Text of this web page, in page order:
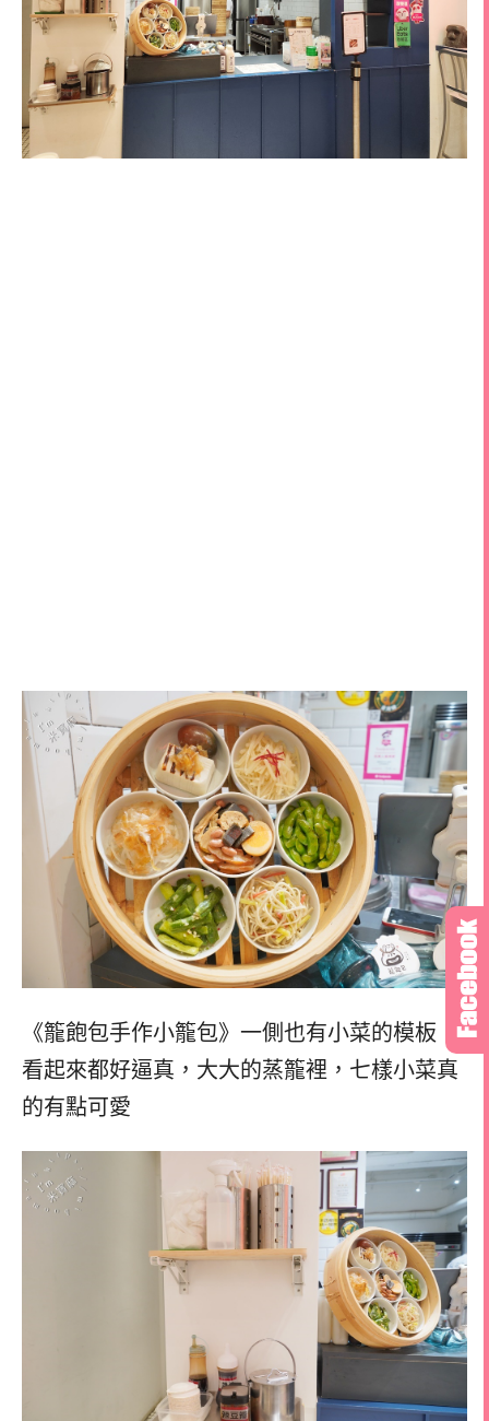
《籠飽包手作小籠包》一側也有小菜的模板，
看起來都好逼真， 大大的蒸籠裡，七樣小菜真
的有點可愛